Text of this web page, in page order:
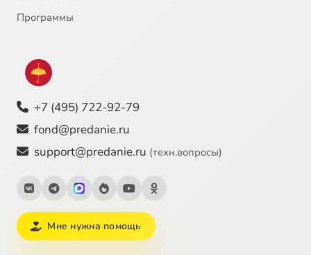
Программы
+7 (495) 722-92-79
fond@predanie.ru
support@predanie.ru (техн.вопросы)
Мне нужна помощь